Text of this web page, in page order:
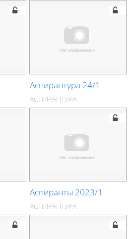
Аспирантура 24/1
АСПИРАНТУРА
Аспиранты 2023/1
АСПИРАНТУРА